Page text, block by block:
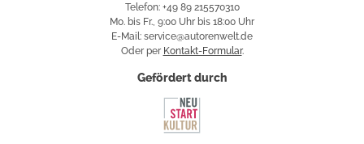
Telefon: +49 89 215570310
Mo. bis Fr., 9:00 Uhr bis 18:00 Uhr
E-Mail: service@autorenwelt.de
Oder per Kontakt-Formular.
Gefördert durch